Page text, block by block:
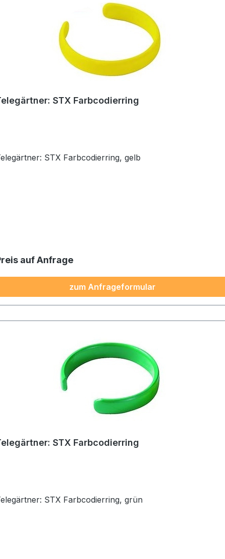
STX Farbcodierring
Telegärtner: STX Farbcodierring, gelb
auf Anfrage
zum Anfrageformular
STX Farbcodierring
Telegärtner: STX Farbcodierring, grün